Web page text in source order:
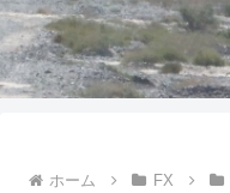
ホーム FX